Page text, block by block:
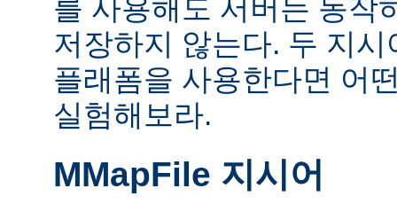
를 사용해도 서버는 동작
저장하지 않는다. 두 지
플래폼을 사용한다면 어
실험해보라.
MMapFile 지시어